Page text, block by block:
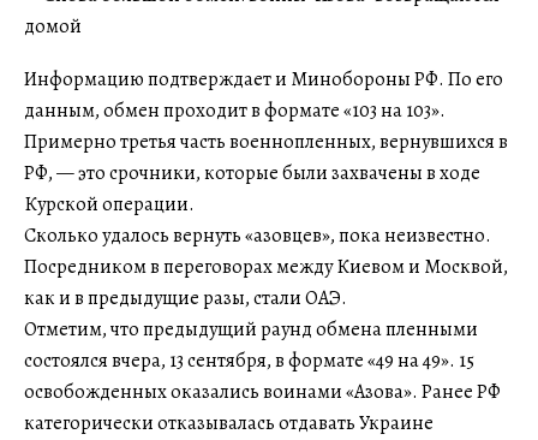
Информацию подтверждает и Минобороны РФ. По его
данным, обмен проходит в формате «103 на 103».
Примерно третья часть военнопленных, вернувшихся в
РФ, — это срочники, которые были захвачены в ходе
Курской операции.
Сколько удалось вернуть «азовцев», пока неизвестно.
Посредником в переговорах между Киевом и Москвой,
как и в предыдущие разы, стали ОАЭ.
Отметим, что предыдущий раунд обмена пленными
состоялся вчера, 13 сентября, в формате «49 на 49». 15
освобожденных оказались воинами «Азова». Ранее РФ
категорически отказывалась отдавать Украине